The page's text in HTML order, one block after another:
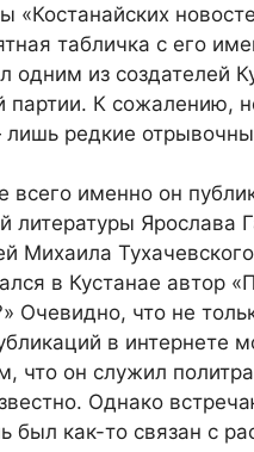
«Костанайских
табличка с его
одним из создателей
партии. К сожалению,
редкие
всего именно он
литературы Ярослава
Михаила
в Кустанае автор
Очевидно, что не
в интернете
что он служил
Однако
был как-то связан с